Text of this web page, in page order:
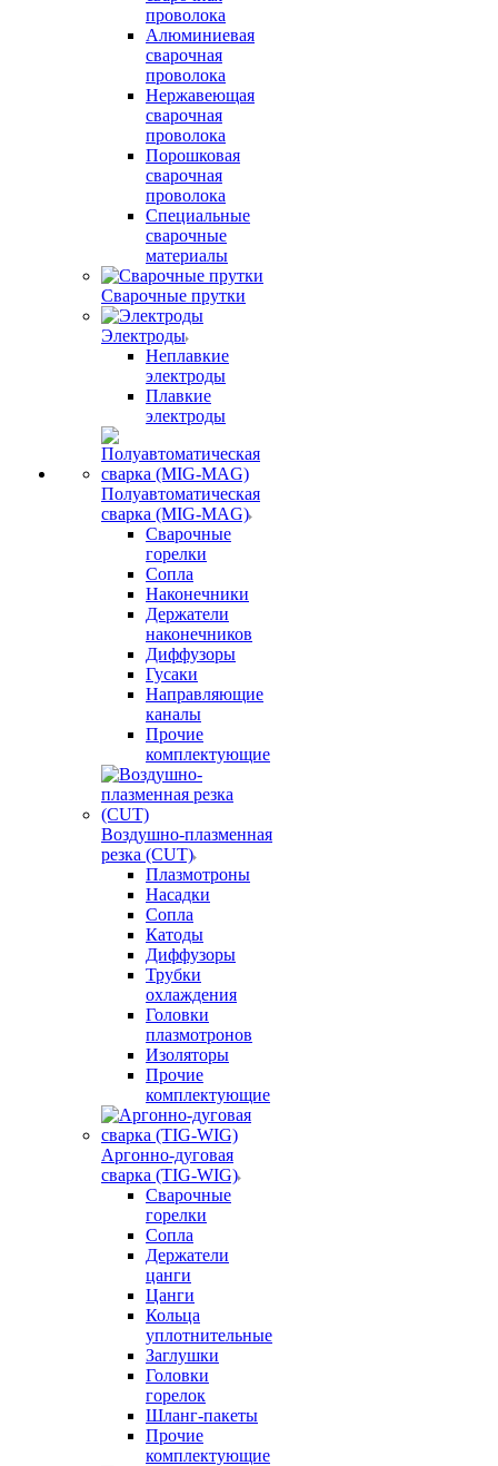
проволока
Алюминиевая
сварочная
проволока
Нержавеющая
сварочная
проволока
Порошковая
сварочная
проволока
Специальные
сварочные
материалы
Сварочные прутки
Электроды
Неплавкие
электроды
Плавкие
электроды
Полуавтоматическая
сварка (MIG-MAG)
Сварочные
горелки
Сопла
Наконечники
Держатели
наконечников
Диффузоры
Гусаки
Направляющие
каналы
Прочие
комплектующие
Воздушно-плазменная
резка (CUT)
Плазмотроны
Насадки
Сопла
Катоды
Диффузоры
Трубки
охлаждения
Головки
плазмотронов
Изоляторы
Прочие
комплектующие
Аргонно-дуговая
сварка (TIG-WIG)
Сварочные
горелки
Сопла
Держатели
цанги
Цанги
Кольца
уплотнительные
Заглушки
Головки
горелок
Шланг-пакеты
Прочие
комплектующие